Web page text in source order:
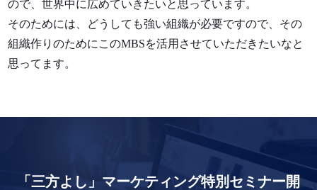
ので、世界中に広めていきたいと思っています。
そのためには、どうしても強い組織が必要ですので、その
組織作りのためにこのMBSを活用させていただきたいなと
思ってます。
「三方よし」マーケティング特別セミナー開